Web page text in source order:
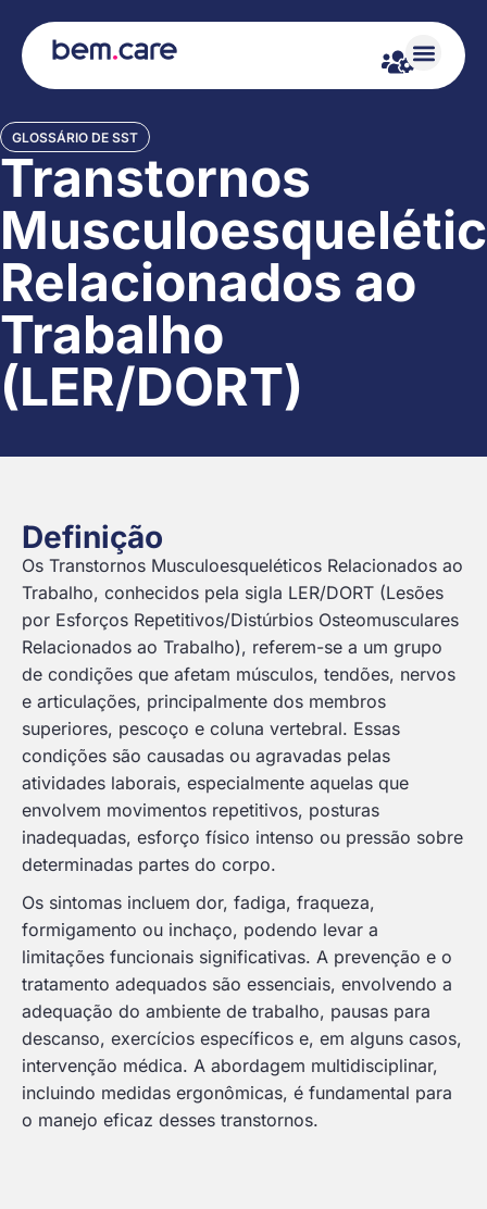
GLOSSÁRIO DE SST
Transtornos
Relacionados ao
Trabalho
(LER/DORT)
Definição
Os Transtornos Musculoesqueléticos Relacionados ao
Trabalho, conhecidos pela sigla LER/DORT (Lesões
por Esforços Repetitivos/Distúrbios Osteomusculares
Relacionados ao Trabalho), referem-se a um grupo
de condições que afetam músculos, tendões, nervos
e articulações, principalmente dos membros
superiores, pescoço e coluna vertebral. Essas
condições são causadas ou agravadas pelas
atividades laborais, especialmente aquelas que
envolvem movimentos repetitivos, posturas
inadequadas, esforço físico intenso ou pressão sobre
determinadas partes do corpo.
Os sintomas incluem dor, fadiga, fraqueza,
formigamento ou inchaço, podendo levar a
limitações funcionais significativas. A prevenção e o
tratamento adequados são essenciais, envolvendo a
adequação do ambiente de trabalho, pausas para
descanso, exercícios específicos e, em alguns casos,
intervenção médica. A abordagem multidisciplinar,
incluindo medidas ergonômicas, é fundamental para
o manejo eficaz desses transtornos.